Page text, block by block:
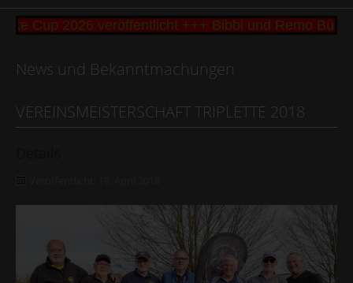
Cup 2026 veröffentlicht +++ Bibbi und Remo
News und Bekanntmachungen
VEREINSMEISTERSCHAFT TRIPLETTE 2018